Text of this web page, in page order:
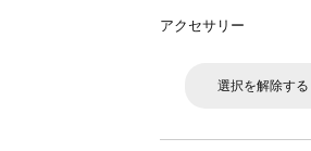
アクセサリー
選択を解除する